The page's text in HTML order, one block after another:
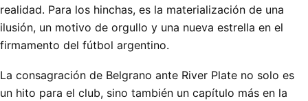
realidad. Para los hinchas, es la materialización de una
ilusión, un motivo de orgullo y una nueva estrella en el
firmamento del fútbol argentino.
La consagración de Belgrano ante River Plate no solo es
un hito para el club, sino también un capítulo más en la